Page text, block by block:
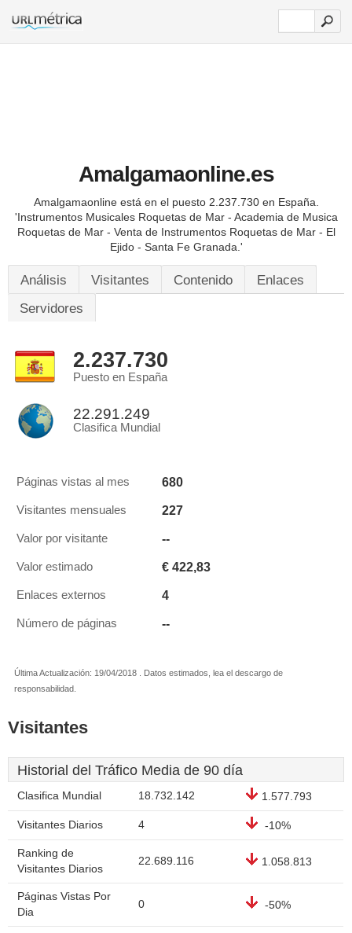
Amalgamaonline.es
Amalgamaonline está en el puesto 2.237.730 en España.
'Instrumentos Musicales Roquetas de Mar - Academia de Musica
Roquetas de Mar - Venta de Instrumentos Roquetas de Mar - El
Ejido - Santa Fe Granada.'
Análisis Visitantes Contenido
Enlaces
Servidores
2.237.730
Puesto en España
22.291.249
Clasifica Mundial
Páginas vistas al mes 680
Visitantes mensuales 227
Valor por visitante --
Valor estimado € 422,83
Enlaces externos 4
Número de páginas --
Última Actualización: 19/04/2018 . Datos estimados, lea el descargo de
responsabilidad.
Visitantes
Historial del Tráfico Media de 90 día
Clasifica Mundial 18.732.142 1.577.793
Visitantes Diarios 4 -10%
Ranking de
Visitantes Diarios
22.689.116 1.058.813
Páginas Vistas Por
Dia
0 -50%